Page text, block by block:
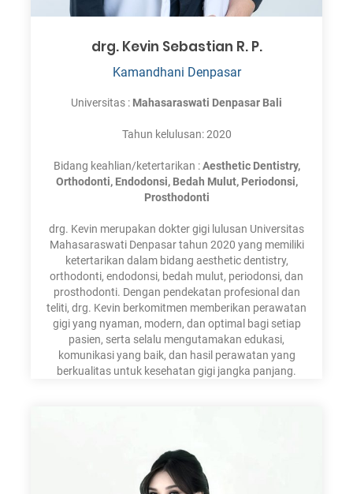
drg. Kevin Sebastian R. P.
Kamandhani Denpasar
Universitas : Mahasaraswati Denpasar Bali
Tahun kelulusan: 2020
Bidang keahlian/ketertarikan :Aesthetic Dentistry,
Orthodonti, Endodonsi, Bedah Mulut, Periodonsi,
Prosthodonti
drg. Kevin merupakan dokter gigi lulusan Universitas
Mahasaraswati Denpasar tahun 2020 yang memiliki
ketertarikan dalam bidang aesthetic dentistry,
orthodonti, endodonsi, bedah mulut, periodonsi, dan
prosthodonti. Dengan pendekatan profesional dan
teliti, drg. Kevin berkomitmen memberikan perawatan
gigi yang nyaman, modern, dan optimal bagi setiap
pasien, serta selalu mengutamakan edukasi,
komunikasi yang baik, dan hasil perawatan yang
berkualitas untuk kesehatan gigi jangka panjang.